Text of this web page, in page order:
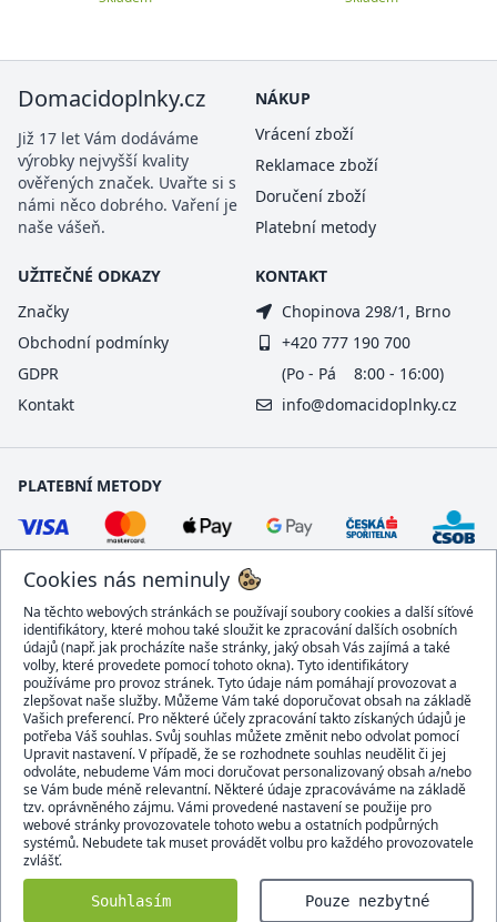
Cookies nás neminuly
Na těchto webových stránkách se používají soubory cookies a další síťové
identifikátory, které mohou také sloužit ke zpracování dalších osobních
údajů (např. jak procházíte naše stránky, jaký obsah Vás zajímá a také
volby, které provedete pomocí tohoto okna). Tyto identifikátory
používáme pro provoz stránek. Tyto údaje nám pomáhají provozovat a
zlepšovat naše služby. Můžeme Vám také doporučovat obsah na základě
Vašich preferencí. Pro některé účely zpracování takto získaných údajů je
potřeba Váš souhlas. Svůj souhlas můžete změnit nebo odvolat pomocí
Upravit nastavení. V případě, že se rozhodnete souhlas neudělit či jej
odvoláte, nebudeme Vám moci doručovat personalizovaný obsah a/nebo
se Vám bude méně relevantní. Některé údaje zpracováváme na základě
tzv. oprávněného zájmu. Vámi provedené nastavení se použije pro
webové stránky provozovatele tohoto webu a ostatních podpůrných
systémů. Nebudete tak muset provádět volbu pro každého provozovatele
zvlášť.
Souhlasím Pouze nezbytné
Domacidoplnky.cz
Již 17 let Vám dodáváme
výrobky nejvyšší kvality
ověřených značek. Uvařte si s
námi něco dobrého. Vaření je
naše vášeň.
NÁKUP
Vrácení zboží
Reklamace zboží
Doručení zboží
Platební metody
UŽITEČNÉ ODKAZY
Značky
Obchodní podmínky
GDPR
Kontakt
KONTAKT
Chopinova 298/1, Brno
+420 777 190 700
(Po - Pá 8:00 - 16:00)
info@domacidoplnky.cz
PLATEBNÍ METODY
DOPRAVCI
BEZPEČNÝ OBCHOD
Domacidoplnky.cz © 2007 - 2026
Všechna práva vyhrazena.